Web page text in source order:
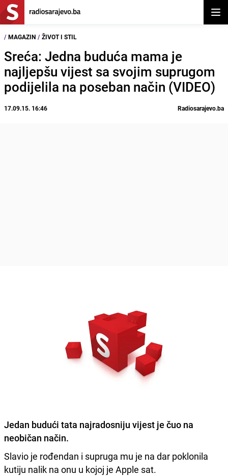
/ MAGAZIN / ŽIVOT I STIL
Sreća: Jedna buduća mama je
najljepšu vijest sa svojim suprugom
podijelila na poseban način (VIDEO)
17.09.15. 16:46 Radiosarajevo.ba
Jedan budući tata najradosniju vijest je čuo na
neobičan način.
Slavio je rođendan i supruga mu je na dar poklonila
kutiju nalik na onu u kojoj je Apple sat.